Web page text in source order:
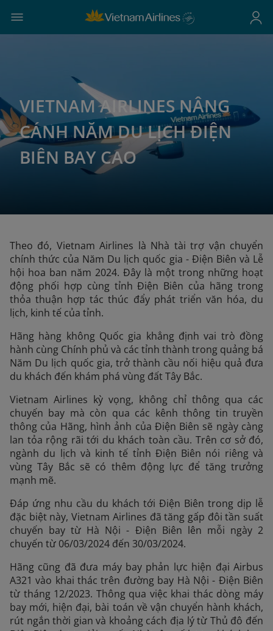
VIETNAM AIRLINES NÂNG
CÁNH NĂM DU LỊCH ĐIỆN
BIÊN BAY CAO
Theo đó, Vietnam Airlines là Nhà tài trợ vận chuyển
chính thức của Năm Du lịch quốc gia - Điện Biên và Lễ
hội hoa ban năm 2024. Đây là một trong những hoạt
động phối hợp cùng tỉnh Điện Biên của hãng trong
thỏa thuận hợp tác thúc đẩy phát triển văn hóa, du
lịch, kinh tế của tỉnh.
Hãng hàng không Quốc gia khẳng định vai trò đồng
hành cùng Chính phủ và các tỉnh thành trong quảng bá
Năm Du lịch quốc gia, trở thành cầu nối hiệu quả đưa
du khách đến khám phá vùng đất Tây Bắc.
Vietnam Airlines kỳ vọng, không chỉ thông qua các
chuyến bay mà còn qua các kênh thông tin truyền
thông của Hãng, hình ảnh của Điện Biên sẽ ngày càng
lan tỏa rộng rãi tới du khách toàn cầu. Trên cơ sở đó,
ngành du lịch và kinh tế tỉnh Điện Biên nói riêng và
vùng Tây Bắc sẽ có thêm động lực để tăng trưởng
mạnh mẽ.
Đáp ứng nhu cầu du khách tới Điện Biên trong dịp lễ
đặc biệt này, Vietnam Airlines đã tăng gấp đôi tần suất
chuyến bay từ Hà Nội - Điện Biên lên mỗi ngày 2
chuyến từ 06/03/2024 đến 30/03/2024.
Hãng cũng đã đưa máy bay phản lực hiện đại Airbus
A321 vào khai thác trên đường bay Hà Nội - Điện Biên
từ tháng 12/2023. Thông qua việc khai thác dòng máy
bay mới, hiện đại, bài toán về vận chuyển hành khách,
rút ngắn thời gian và khoảng cách địa lý từ Thủ đô đến